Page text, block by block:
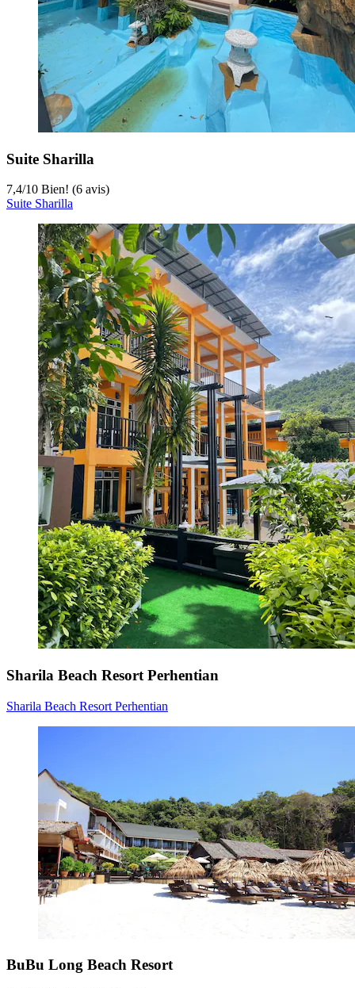
Suite Sharilla
7,4/10 Bien! (6 avis)
Suite Sharilla
Sharila Beach Resort Perhentian
Sharila Beach Resort Perhentian
BuBu Long Beach Resort